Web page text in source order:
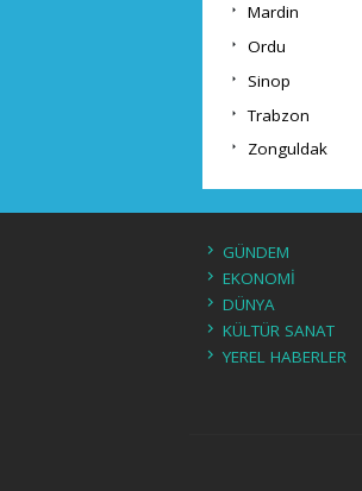
Mardin
Ordu
Sinop
Trabzon
Zonguldak
GÜNDEM
EKONOMİ
DÜNYA
KÜLTÜR SANAT
YEREL HABERLER